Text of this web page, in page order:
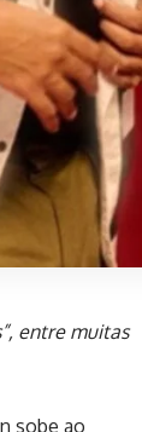
entre muitas
sobe ao